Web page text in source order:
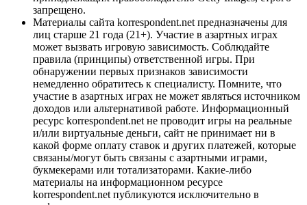
запрещено.
Материалы сайта korrespondent.net предназначены для
лиц старше 21 года (21+). Участие в азартных играх
может вызвать игровую зависимость. Соблюдайте
правила (принципы) ответственной игры. При
обнаружении первых признаков зависимости
немедленно обратитесь к специалисту. Помните, что
участие в азартных играх не может являться источником
доходов или альтернативой работе. Информационный
ресурс korrespondent.net не проводит игры на реальные
и/или виртуальные деньги, сайт не принимает ни в
какой форме оплату ставок и других платежей, которые
связаны/могут быть связаны с азартными играми,
букмекерами или тотализаторами. Какие-либо
материалы на информационном ресурсе
korrespondent.net публикуются исключительно в